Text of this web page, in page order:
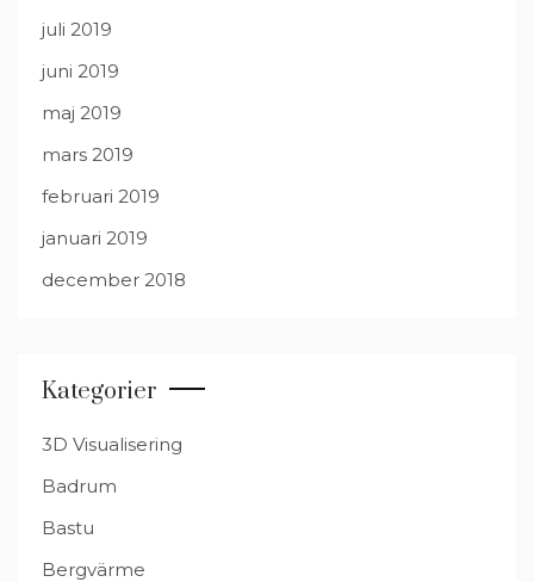
juli 2019
juni 2019
maj 2019
mars 2019
februari 2019
januari 2019
december 2018
Kategorier
3D Visualisering
Badrum
Bastu
Bergvärme